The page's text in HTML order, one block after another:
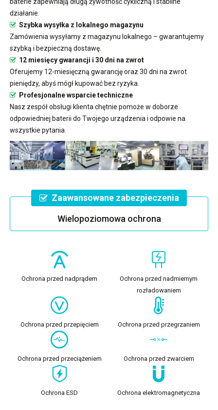
działanie.
Szybka wysyłka z lokalnego magazynu
Zamówienia wysyłamy z magazynu lokalnego – gwarantujemy
szybką i bezpieczną dostawę.
12 miesięcy gwarancji i 30 dni na zwrot
Oferujemy 12-miesięczną gwarancję oraz 30 dni na zwrot
pieniędzy, abyś mógł kupować bez ryzyka.
Profesjonalne wsparcie techniczne
Nasz zespół obsługi klienta chętnie pomoże w doborze
odpowiedniej baterii do Twojego urządzenia i odpowie na
wszystkie pytania.
Zaawansowane zabezpieczenia
Wielopoziomowa ochrona
Ochrona przed nadprądem
Ochrona przed nadmiernym
rozładowaniem
Ochrona przed przepięciem Ochrona przed przegrzaniem
Ochrona przed przeciążeniem Ochrona przed zwarciem
Ochrona ESD Ochrona elektromagnetyczna